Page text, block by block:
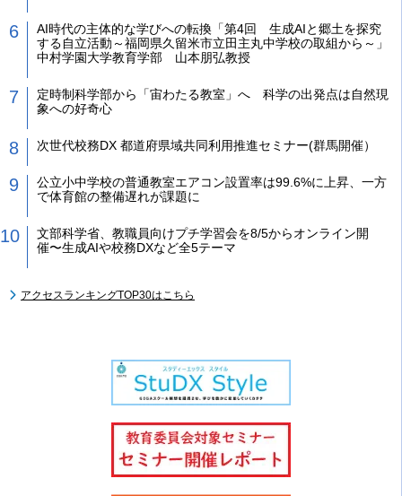
AI時代の主体的な学びへの転換「第4回 生成AIと郷土を探究
する自立活動～福岡県久留米市立田主丸中学校の取組から～」
中村学園大学教育学部 山本朋弘教授
定時制科学部から「宙わたる教室」へ 科学の出発点は自然現
象への好奇心
次世代校務DX 都道府県域共同利用推進セミナー(群馬開催）
公立小中学校の普通教室エアコン設置率は99.6%に上昇、一方
で体育館の整備遅れが課題に
文部科学省、教職員向けプチ学習会を8/5からオンライン開
催〜生成AIや校務DXなど全5テーマ
アクセスランキングTOP30はこちら